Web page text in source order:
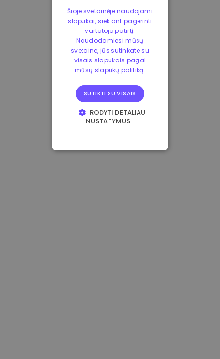
Šioje svetainėje naudojami
slapukai, siekiant pagerinti
vartotojo patirtį.
Naudodamiesi mūsų
svetaine, jūs sutinkate su
visais slapukais pagal
mūsų slapukų politiką.
SUTIKTI SU VISAIS
RODYTI DETALIAU
NUSTATYMUS